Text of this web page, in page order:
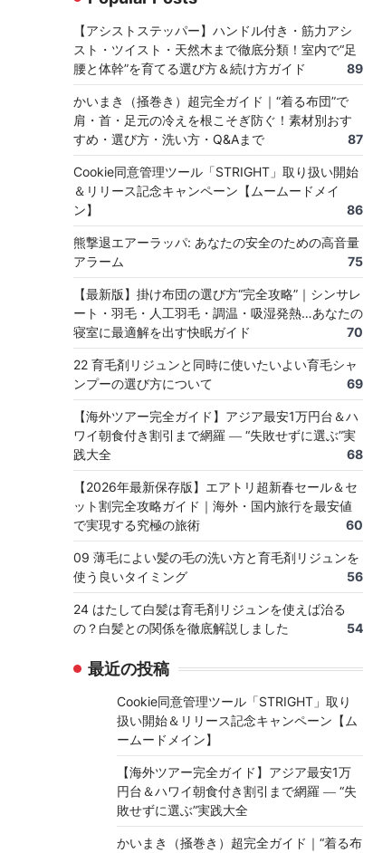
【アシストステッパー】ハンドル付き・筋力アシ
スト・ツイスト・天然木まで徹底分類！室内で“足
腰と体幹”を育てる選び方＆続け方ガイド
89
かいまき（掻巻き）超完全ガイド｜“着る布団”で
肩・首・足元の冷えを根こそぎ防ぐ！素材別おす
すめ・選び方・洗い方・Q&Aまで
87
Cookie同意管理ツール「STRIGHT」取り扱い開始
＆リリース記念キャンペーン【ムームードメイ
ン】
86
熊撃退エアーラッパ: あなたの安全のための高音量
アラーム
75
【最新版】掛け布団の選び方“完全攻略”｜シンサレ
ート・羽毛・人工羽毛・調温・吸湿発熱…あなたの
寝室に最適解を出す快眠ガイド
70
22 育毛剤リジュンと同時に使いたいよい育毛シャ
ンプーの選び方について
69
【海外ツアー完全ガイド】アジア最安1万円台＆ハ
ワイ朝食付き割引まで網羅 ― “失敗せずに選ぶ”実
践大全
68
【2026年最新保存版】エアトリ超新春セール＆セ
ット割完全攻略ガイド｜海外・国内旅行を最安値
で実現する究極の旅術
60
09 薄毛によい髪の毛の洗い方と育毛剤リジュンを
使う良いタイミング
56
24 はたして白髪は育毛剤リジュンを使えば治る
の？白髪との関係を徹底解説しました
54
最近の投稿
Cookie同意管理ツール「STRIGHT」取り
扱い開始＆リリース記念キャンペーン【ム
ームードメイン】
【海外ツアー完全ガイド】アジア最安1万
円台＆ハワイ朝食付き割引まで網羅 ― “失
敗せずに選ぶ”実践大全
かいまき（掻巻き）超完全ガイド｜“着る布